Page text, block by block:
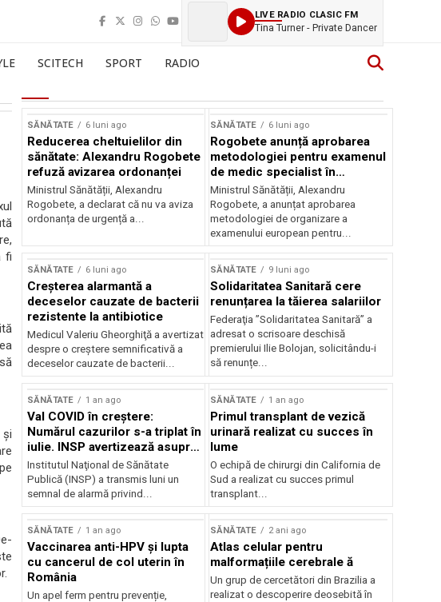
LIVE RADIO CLASIC FM
Tina Turner - Private Dancer
SCITECH SPORT RADIO
fi
și
SĂNĂTATE 6 luni ago
Reducerea cheltuielilor din
sănătate: Alexandru Rogobete
refuză avizarea ordonanței
Ministrul Sănătății, Alexandru
Rogobete, a declarat că nu va aviza
ordonanța de urgență a...
SĂNĂTATE 6 luni ago
Rogobete anunță aprobarea
metodologiei pentru examenul
de medic specialist în
radiologie
Ministrul Sănătății, Alexandru
Rogobete, a anunțat aprobarea
metodologiei de organizare a
examenului european pentru...
SĂNĂTATE 6 luni ago
Creșterea alarmantă a
deceselor cauzate de bacterii
rezistente la antibiotice
Medicul Valeriu Gheorghiţă a avertizat
despre o creștere semnificativă a
deceselor cauzate de bacterii...
SĂNĂTATE 9 luni ago
Solidaritatea Sanitară cere
renunțarea la tăierea salariilor
Federaţia ”Solidaritatea Sanitară” a
adresat o scrisoare deschisă
premierului Ilie Bolojan, solicitându-i
să renunțe...
SĂNĂTATE 1 an ago
Val COVID în creștere:
Numărul cazurilor s-a triplat în
iulie. INSP avertizează asupra
unui nou val de infectări
Institutul Naţional de Sănătate
Publică (INSP) a transmis luni un
semnal de alarmă privind...
SĂNĂTATE 1 an ago
Primul transplant de vezică
urinară realizat cu succes în
lume
O echipă de chirurgi din California de
Sud a realizat cu succes primul
transplant...
SĂNĂTATE 1 an ago
Vaccinarea anti-HPV și lupta
cu cancerul de col uterin în
România
Un apel ferm pentru prevenție,
SĂNĂTATE 2 ani ago
Atlas celular pentru
malformațiile cerebrale ă
Un grup de cercetători din Brazilia a
realizat o descoperire deosebită în